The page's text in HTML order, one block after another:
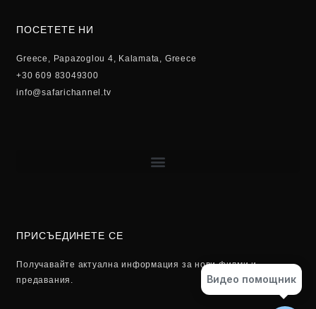
ПОСЕТЕТЕ НИ
Greece, Papazoglou 4, Kalamata, Greece
+30 609 83049300
info@safarichannel.tv
ПРИСЪЕДИНЕТЕ СЕ
Получавайте актуална информация за нови филми и
предавания.
Видео помощник